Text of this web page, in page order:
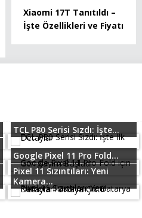
Xiaomi 17T Tanıtıldı –
İşte Özellikleri ve Fiyatı
TCL P80 Serisi Sızdı: İşte...
Google Pixel 11 Pro Fold...
Pixel 11 Sızıntıları: Yeni
Kamera...